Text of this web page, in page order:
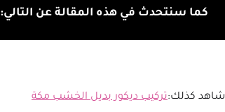
كما سنتحدث في هذه المقالة عن التالي:
شاهد كذلك:تركيب ديكور بديل الخشب مكة